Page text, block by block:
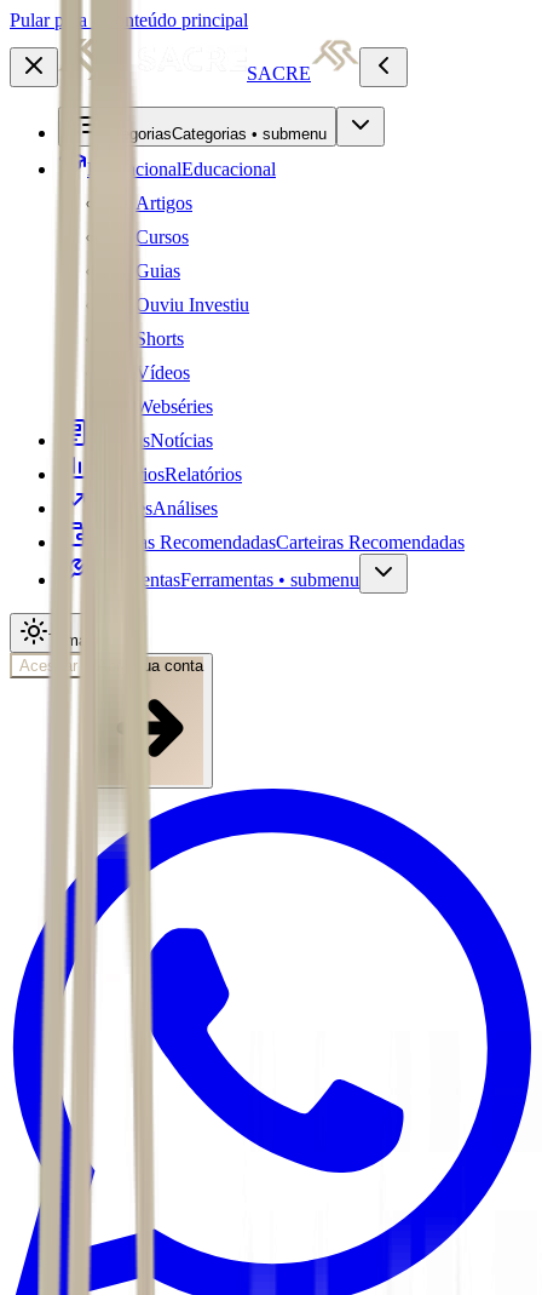
Pular para o conteúdo principal
SACRE
CategoriasCategorias • submenu
EducacionalEducacional
Artigos
Cursos
Guias
Ouviu Investiu
Shorts
Vídeos
Webséries
NotíciasNotícias
RelatóriosRelatórios
AnálisesAnálises
Carteiras RecomendadasCarteiras Recomendadas
FerramentasFerramentas • submenu
Tema
Acessar
Abra sua conta